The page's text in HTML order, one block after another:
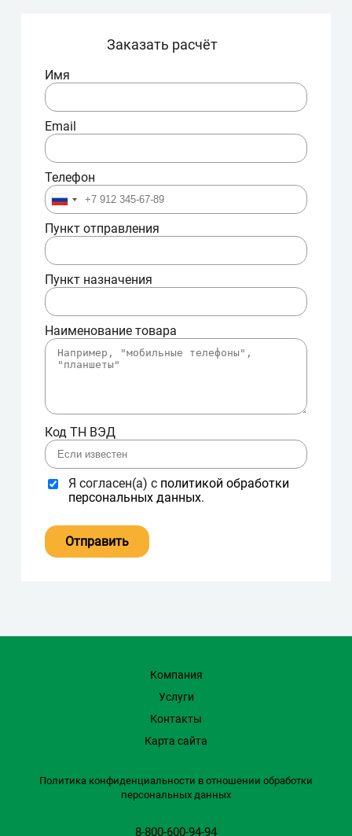
Заказать расчёт
Имя
Email
Телефон
Пункт отправления
Пункт назначения
Наименование товара
Код ТН ВЭД
Я согласен(а) с политикой обработки
персональных данных.
Компания
Услуги
Контакты
Карта сайта
Политика конфиденциальности в отношении обработки
персональных данных
8-800-600-94-94